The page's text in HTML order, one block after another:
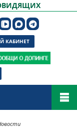
КАБИНЕТ